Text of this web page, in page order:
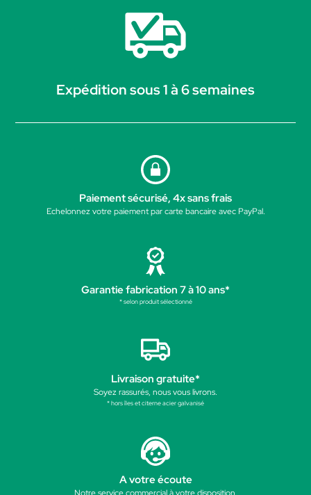
Expédition sous 1 à 6 semaines
Paiement sécurisé, 4x sans frais
Echelonnez votre paiement par carte bancaire avec PayPal.
Garantie fabrication 7 à 10 ans*
* selon produit sélectionné
Livraison gratuite*
Soyez rassurés, nous vous livrons.
* hors îles et citerne acier galvanisé
A votre écoute